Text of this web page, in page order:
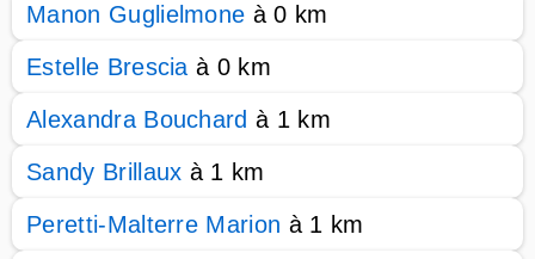
Manon Guglielmone à 0 km
Estelle Brescia à 0 km
Alexandra Bouchard à 1 km
Sandy Brillaux à 1 km
Peretti-Malterre Marion à 1 km